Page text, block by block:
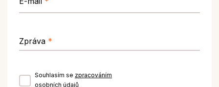
Zpráva *
Souhlasím se zpracováním
osobních údajů